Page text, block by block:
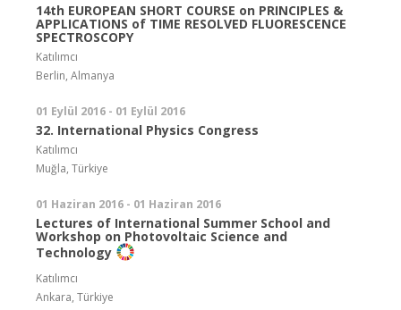
14th EUROPEAN SHORT COURSE on PRINCIPLES &
APPLICATIONS of TIME RESOLVED FLUORESCENCE
SPECTROSCOPY
Katılımcı
Berlin, Almanya
01 Eylül 2016 - 01 Eylül 2016
32. International Physics Congress
Katılımcı
Muğla, Türkiye
01 Haziran 2016 - 01 Haziran 2016
Lectures of International Summer School and
Workshop on Photovoltaic Science and
Technology
Katılımcı
Ankara, Türkiye